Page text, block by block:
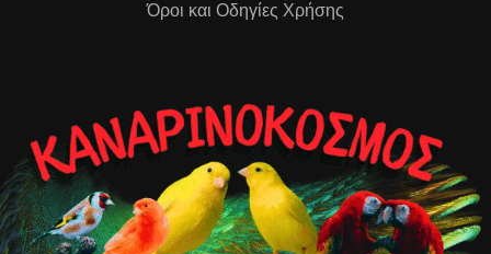
Όροι και Οδηγίες Χρήσης